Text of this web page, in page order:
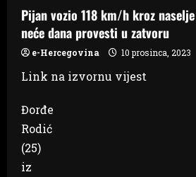
Mještani
najavljuju
prosvjede
ukoliko
dođe
gradnje
solara
Pijan vozio 118 km/h kroz
neće dana provesti u zatvoru
e-Hercegovina 10 prosinca, 2023
Link na izvornu vijest
Đorđe
Rodić
(25)
iz